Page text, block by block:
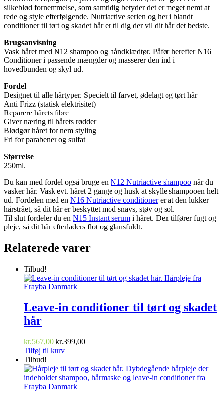
silkeblød fornemmelse, som samtidig betyder det er meget nemt at
rede og style efterfølgende. Nutriactive serien og her i blandt
conditioner til tørt og skadet hår er til dig der vil dit hår det bedste.
Brugsanvisning
Vask håret med N12 shampoo og håndklædtør. Påfør herefter N16
Conditioner i passende mængder og masserer den ind i
hovedbunden og skyl ud.
Fordel
Designet til alle hårtyper. Specielt til farvet, ødelagt og tørt hår
Anti Frizz (statisk elektrisitet)
Reparere hårets fibre
Giver næring til hårets rødder
Blødgør håret for nem styling
Fri for parabener og sulfat
Størrelse
250ml.
Du kan med fordel også bruge en N12 Nutriactive shampoo når du
vasker hår. Vask evt. håret 2 gange og husk at skylle shampooen helt
ud. Fordelen med en N16 Nutriactive conditionerer at den lukker
hårstrået, så dit hår er beskyttet mod snavs, støv og sol.
Til slut fordeler du en N15 Instant serum i håret. Den tilfører fugt og
pleje, så dit hår efterladers flot og glansfuldt.
Relaterede varer
Tilbud!
Leave-in conditioner til tørt og skadet
hår
kr.567,00 Den
oprindelige
var:
kr.567,00.
kr.399,00Den
er:
kr.399,00.
Tilføj til kurv
Tilbud!